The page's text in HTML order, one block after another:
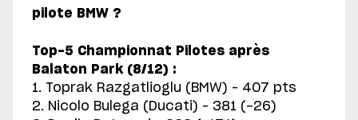
pilote BMW ?
Top-5 Championnat Pilotes après
Balaton Park (8/12) :
1. Toprak Razgatlioglu (BMW) – 407 pts
2. Nicolo Bulega (Ducati) – 381 (-26)